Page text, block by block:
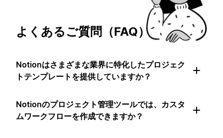
よくあるご質問（FAQ）
Notionはさまざまな業界に特化したプロジェク
トテンプレートを提供していますか？
Notionのプロジェクト管理ツールでは、カスタ
ムワークフローを作成できますか？